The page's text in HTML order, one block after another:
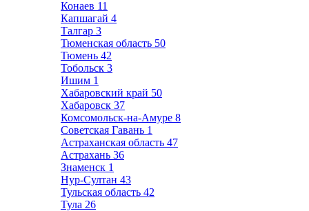
Конаев 11
Капшагай 4
Талгар 3
Тюменская область 50
Тюмень 42
Тобольск 3
Ишим 1
Хабаровский край 50
Хабаровск 37
Комсомольск-на-Амуре 8
Советская Гавань 1
Астраханская область 47
Астрахань 36
Знаменск 1
Нур-Султан 43
Тульская область 42
Тула 26